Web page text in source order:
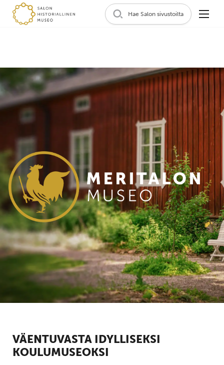
Hae Salon sivustoilta
VÄENTUVASTA IDYLLISEKSI
KOULUMUSEOKSI